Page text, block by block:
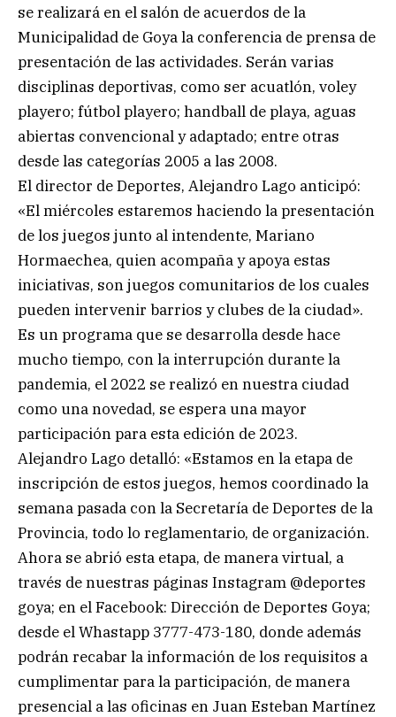
se realizará en el salón de acuerdos de la
Municipalidad de Goya la conferencia de prensa de
presentación de las actividades. Serán varias
disciplinas deportivas, como ser acuatlón, voley
playero; fútbol playero; handball de playa, aguas
abiertas convencional y adaptado; entre otras
desde las categorías 2005 a las 2008.
El director de Deportes, Alejandro Lago anticipó:
«El miércoles estaremos haciendo la presentación
de los juegos junto al intendente, Mariano
Hormaechea, quien acompaña y apoya estas
iniciativas, son juegos comunitarios de los cuales
pueden intervenir barrios y clubes de la ciudad».
Es un programa que se desarrolla desde hace
mucho tiempo, con la interrupción durante la
pandemia, el 2022 se realizó en nuestra ciudad
como una novedad, se espera una mayor
participación para esta edición de 2023.
Alejandro Lago detalló: «Estamos en la etapa de
inscripción de estos juegos, hemos coordinado la
semana pasada con la Secretaría de Deportes de la
Provincia, todo lo reglamentario, de organización.
Ahora se abrió esta etapa, de manera virtual, a
través de nuestras páginas Instagram @deportes
goya; en el Facebook: Dirección de Deportes Goya;
desde el Whastapp 3777-473-180, donde además
podrán recabar la información de los requisitos a
cumplimentar para la participación, de manera
presencial a las oficinas en Juan Esteban Martínez